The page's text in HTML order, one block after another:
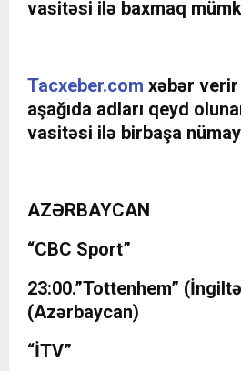
vasitəsi ilə baxmaq
Tacxeber.com xəbər verir
aşağıda adları qeyd
vasitəsi ilə birbaşa
AZƏRBAYCAN
“CBC Sport”
23:00.”Tottenhem”
(Azərbaycan)
“İTV”